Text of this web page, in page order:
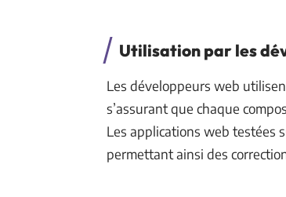
Utilisation par les
Les développeurs web
s’assurant que chaque
Les applications web testées
permettant ainsi des